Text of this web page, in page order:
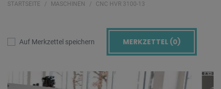
STARTSEITE MASCHINEN CNC HVR 3100-13
Auf Merkzettel speichern MERKZETTEL (0)